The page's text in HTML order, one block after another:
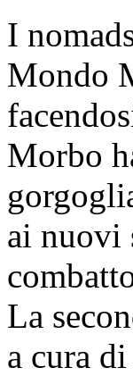
I
Mondo
Morbo
ai nuovi
La
a cura